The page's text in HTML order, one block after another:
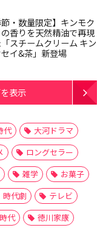
節・数量限定】キンモク
香りを天然精油で再現
「スチームクリーム キン
イ&茶」新登場
表示
代
大河ドラマ
ロングセラー
雑学
お菓子
時代劇
テレビ
代
徳川家康